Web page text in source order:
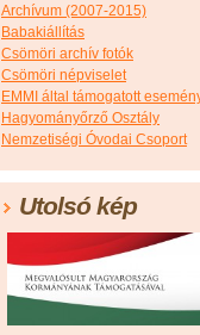
Archívum (2007-2015)
Babakiállítás
Csömöri archív fotók
Csömöri népviselet
EMMI által támogatott
Hagyományőrző Osztály
Nemzetiségi Óvodai Csoport
Utolsó kép